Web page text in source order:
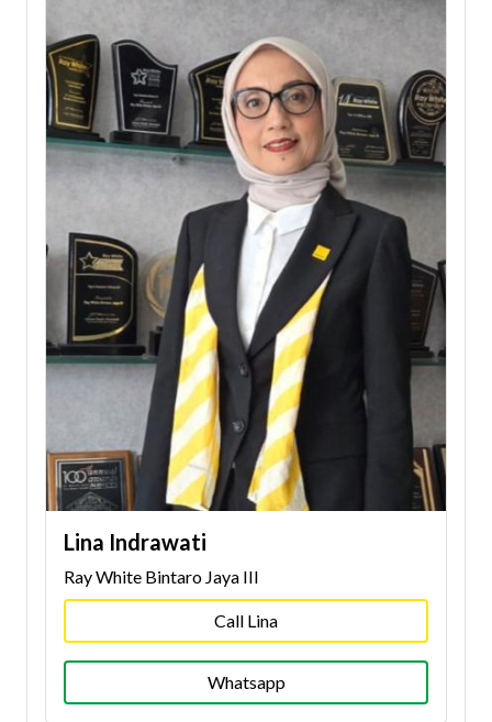
Lina Indrawati
Ray White Bintaro Jaya III
Call Lina
Whatsapp